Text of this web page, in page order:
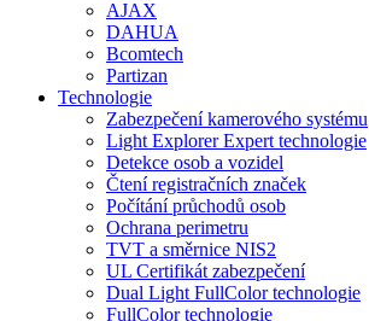
AJAX
DAHUA
Bcomtech
Partizan
Technologie
Zabezpečení kamerového systému
Light Explorer Expert technologie
Detekce osob a vozidel
Čtení registračních značek
Počítání průchodů osob
Ochrana perimetru
TVT a směrnice NIS2
UL Certifikát zabezpečení
Dual Light FullColor technologie
FullColor technologie